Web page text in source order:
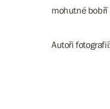
mohutné bobří
Autoři